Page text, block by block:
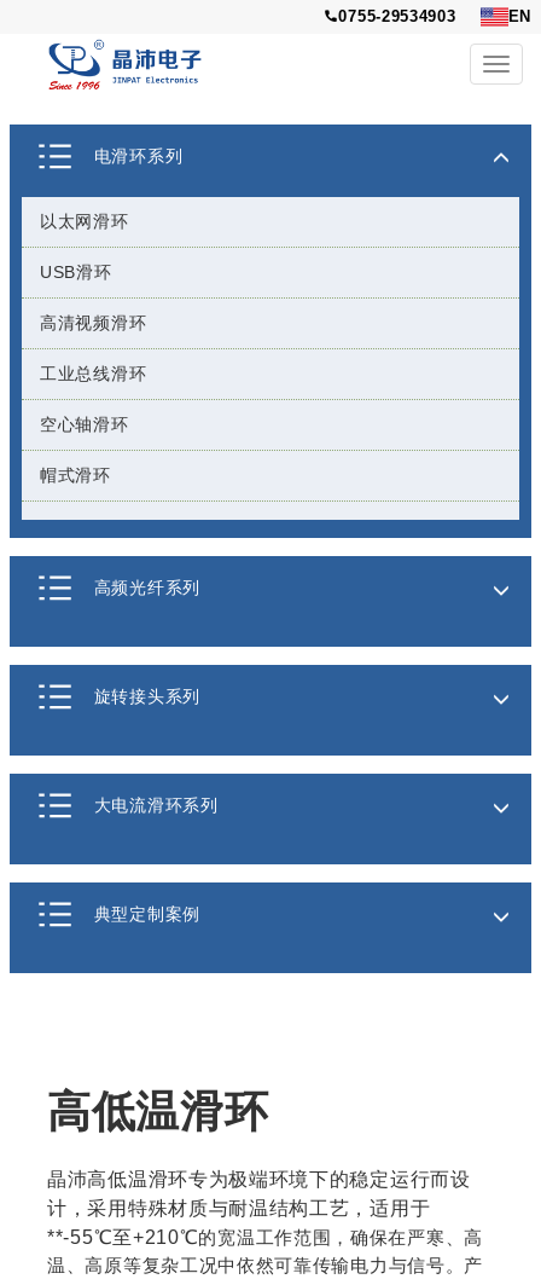
0755-29534903 EN
电滑环系列
以太网滑环
USB滑环
高清视频滑环
工业总线滑环
空心轴滑环
帽式滑环
高频光纤系列
旋转接头系列
大电流滑环系列
典型定制案例
高低温滑环
晶沛高低温滑环专为极端环境下的稳定运行而设
计，采用特殊材质与耐温结构工艺，适用于
**-55℃至+210℃的宽温工作范围，确保在严寒、高
温、高原等复杂工况中依然可靠传输电力与信号。产